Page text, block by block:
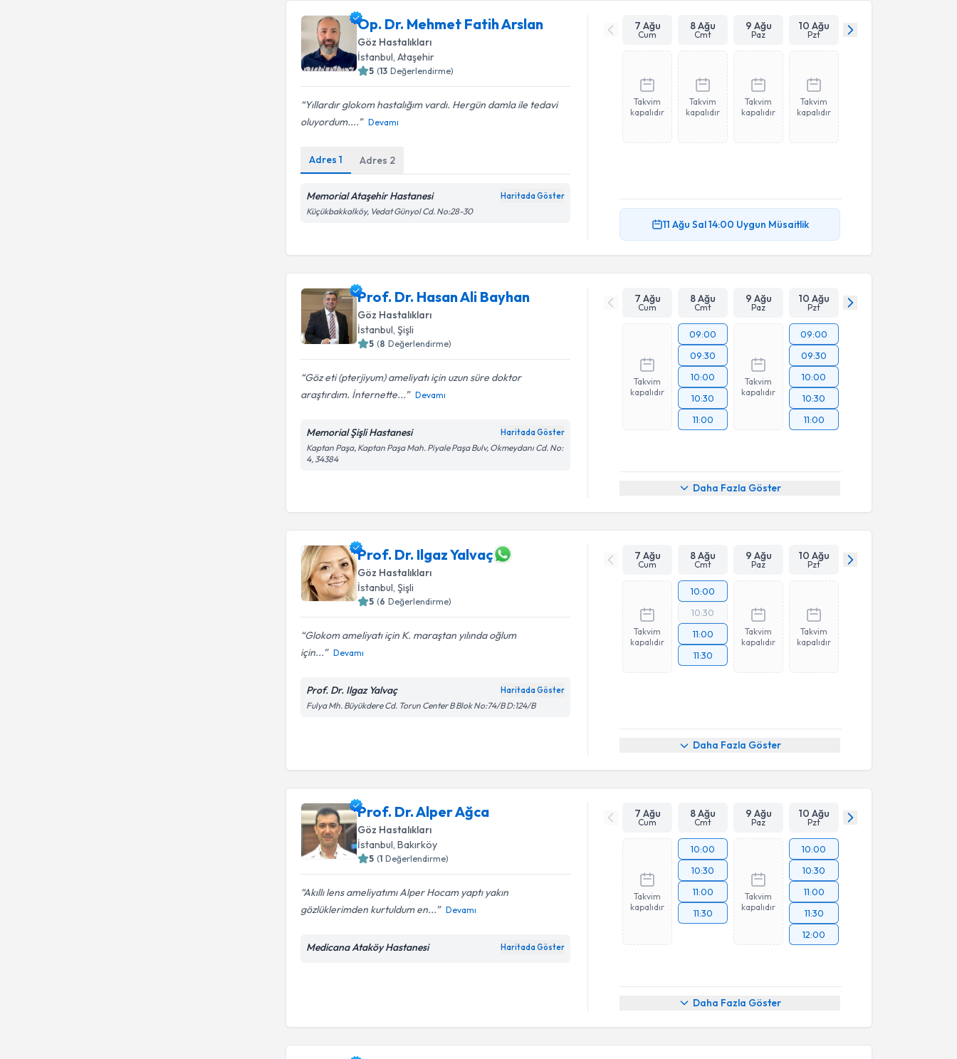
Op. Dr. Mehmet Fatih Arslan
Göz Hastalıkları
İstanbul , Ataşehir
5 (13 Değerlendirme)
Yıllardır glokom hastalığım vardı. Hergün damla ile tedavi
oluyordum....
Devamı
Adres1 Adres 2
Memorial Ataşehir Hastanesi Haritada Göster
Küçükbakkalköy, Vedat Günyol Cd. No:28-30
7 Ağu
Cum
8 Ağu
Cmt
9 Ağu
Paz
10 Ağu
Pzt
Takvim
kapalıdır
Takvim
kapalıdır
Takvim
kapalıdır
Takvim
kapalıdır
11 Ağu Sal14:00 Uygun Müsaitlik
Prof. Dr. Hasan Ali Bayhan
Göz Hastalıkları
İstanbul , Şişli
5 (8 Değerlendirme)
Göz eti (pterjiyum) ameliyatı için uzun süre doktor
araştırdım. İnternette...
Devamı
Memorial Şişli Hastanesi Haritada Göster
Kaptan Paşa, Kaptan Paşa Mah. Piyale Paşa Bulv, Okmeydanı Cd. No:
4, 34384
7 Ağu
Cum
8 Ağu
Cmt
9 Ağu
Paz
10 Ağu
Pzt
Takvim
kapalıdır
09:00
09:30
10:00
10:30
11:00
Takvim
kapalıdır
09:00
09:30
10:00
10:30
11:00
Daha Fazla Göster
Prof. Dr. Ilgaz Yalvaç
Göz Hastalıkları
İstanbul, Şişli
5 (6 Değerlendirme)
Glokom ameliyatı için K. maraştan yılında oğlum
için...
Devamı
Prof. Dr. Ilgaz Yalvaç Haritada Göster
Fulya Mh. Büyükdere Cd. Torun Center B Blok No:74/B D:124/B
7 Ağu
Cum
8 Ağu
Cmt
9 Ağu
Paz
10 Ağu
Pzt
Takvim
kapalıdır
10:00
10:30
11:00
11:30
Takvim
kapalıdır
Takvim
kapalıdır
Daha Fazla Göster
Prof. Dr. Alper Ağca
Göz Hastalıkları
İstanbul , Bakırköy
5 (1 Değerlendirme)
Akıllı lens ameliyatımı Alper Hocam yaptı yakın
gözlüklerimden kurtuldum en...
Devamı
Medicana Ataköy Hastanesi Haritada Göster
7 Ağu
Cum
8 Ağu
Cmt
9 Ağu
Paz
10 Ağu
Pzt
Takvim
kapalıdır
10:00
10:30
11:00
11:30
Takvim
kapalıdır
10:00
10:30
11:00
11:30
12:00
Daha Fazla Göster